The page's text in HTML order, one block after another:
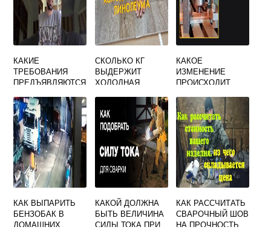
КАКИЕ
ТРЕБОВАНИЯ
ПРЕДЪЯВЛЯЮТСЯ
ГАЗУ
ПРИМЕНЯЕМОМУ
ДЛЯ СВАРКИ
СКОЛЬКО КГ
ВЫДЕРЖИТ
ХОЛОДНАЯ
КАКОЕ
ИЗМЕНЕНИЕ
ПРОИСХОДИТ
ТРЕНИЕМ
КРУГЛЫХ
ЗАГОТОВОК
ГРАНТОВЫЙ
ВОРОТНИК
КАК ВЫПАРИТЬ
БЕНЗОБАК В
ДОМАШНИХ
КАКОЙ ДОЛЖНА
БЫТЬ ВЕЛИЧИНА
СИЛЫ ТОКА ПРИ
КАК РАССЧИТАТЬ
СВАРОЧНЫЙ ШОВ
НА ПРОЧНОСТЬ